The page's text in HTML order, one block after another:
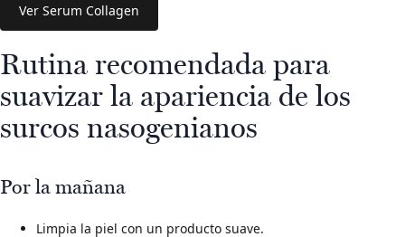
Ver Serum Collagen
Rutina recomendada para
suavizar la apariencia de los
surcos nasogenianos
Por la mañana
Limpia la piel con un producto suave.